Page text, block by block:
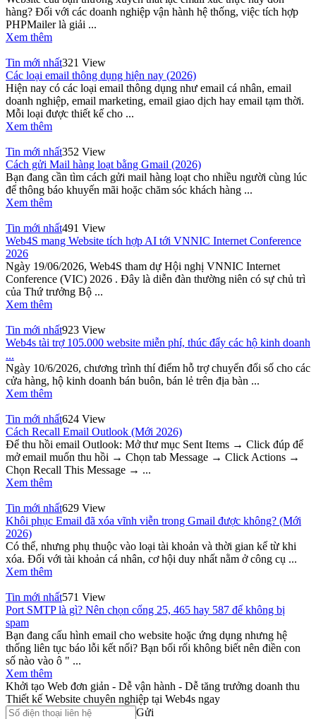
hàng? Đối với các doanh nghiệp vận hành hệ thống, việc tích hợp
PHPMailer là giải ...
Xem thêm
Tin mới nhất321 View
Các loại email thông dụng hiện nay (2026)
Hiện nay có các loại email thông dụng như email cá nhân, email
doanh nghiệp, email marketing, email giao dịch hay email tạm thời.
Mỗi loại được thiết kế cho ...
Xem thêm
Tin mới nhất352 View
Cách gửi Mail hàng loạt bằng Gmail (2026)
Bạn đang cần tìm cách gửi mail hàng loạt cho nhiều người cùng lúc
để thông báo khuyến mãi hoặc chăm sóc khách hàng ...
Xem thêm
Tin mới nhất491 View
Web4S mang Website tích hợp AI tới VNNIC Internet Conference
2026
Ngày 19/06/2026, Web4S tham dự Hội nghị VNNIC Internet
Conference (VIC) 2026 . Đây là diễn đàn thường niên có sự chủ trì
của Thứ trưởng Bộ ...
Xem thêm
Tin mới nhất923 View
Web4s tài trợ 105.000 website miễn phí, thúc đẩy các hộ kinh doanh
...
Ngày 10/6/2026, chương trình thí điểm hỗ trợ chuyển đổi số cho các
cửa hàng, hộ kinh doanh bán buôn, bán lẻ trên địa bàn ...
Xem thêm
Tin mới nhất624 View
Cách Recall Email Outlook (Mới 2026)
Để thu hồi email Outlook: Mở thư mục Sent Items → Click đúp để
mở email muốn thu hồi → Chọn tab Message → Click Actions →
Chọn Recall This Message → ...
Xem thêm
Tin mới nhất629 View
Khôi phục Email đã xóa vĩnh viễn trong Gmail được không? (Mới
2026)
Có thể, nhưng phụ thuộc vào loại tài khoản và thời gian kể từ khi
xóa. Đối với tài khoản cá nhân, cơ hội duy nhất nằm ở công cụ ...
Xem thêm
Tin mới nhất571 View
Port SMTP là gì? Nên chọn cổng 25, 465 hay 587 để không bị
spam
Bạn đang cấu hình email cho website hoặc ứng dụng nhưng hệ
thống liên tục báo lỗi kết nối? Bạn bối rối không biết nên điền con
số nào vào ô " ...
Xem thêm
Khởi tạo Web đơn giản - Dễ vận hành - Dễ tăng trưởng doanh thu
Thiết kế Website chuyên nghiệp tại Web4s ngay
Gửi